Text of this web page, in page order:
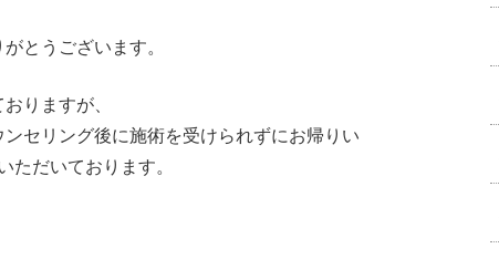
とうございます。
りますが、
セリング後に施術を受けられずにお帰りい
ただいております。